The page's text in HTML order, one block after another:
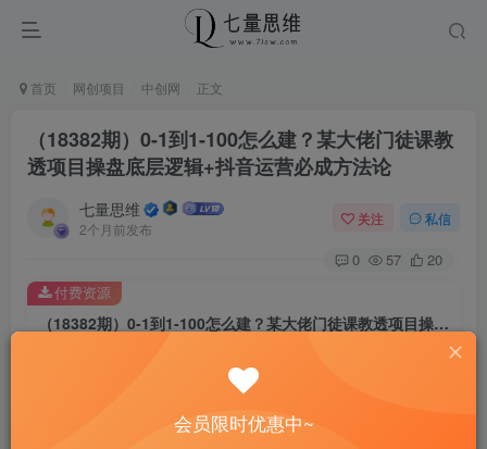
首页 网创项目 中创网 正文
（18382期）0-1到1-100怎么建？某大佬门徒课教
透项目操盘底层逻辑+抖音运营必成方法论
七量思维
2个月前发布
关注 私信
0 57 20
（18382期）0-1到1-100怎么建？某大佬门徒课教透项目操盘底层逻辑+抖音运营必成方法论
8.8
免费
付费资源
会员限时优惠中~